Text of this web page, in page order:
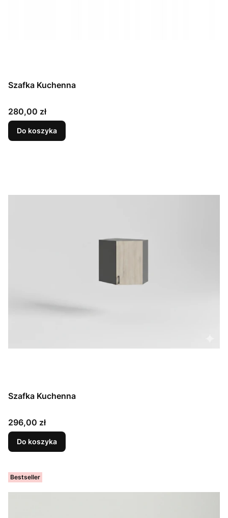
Szafka Kuchenna
Cena
280,00 zł
Do koszyka
Szafka Kuchenna
Cena
296,00 zł
Do koszyka
Bestseller